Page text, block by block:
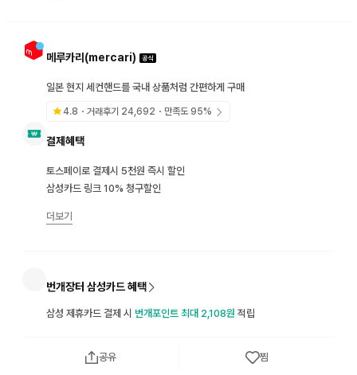
메루카리(mercari)
일본 현지 세컨핸드를 국내 상품처럼 간편하게 구매
4.8 ・거래후기 24,692 ・만족도95%
결제혜택
토스페이로 결제시 5천원 즉시 할인
삼성카드 링크 10% 청구할인
더보기
번개장터 삼성카드 혜택
삼성 제휴카드 결제 시 번개포인트 최대 2,108원 적립
공유 찜